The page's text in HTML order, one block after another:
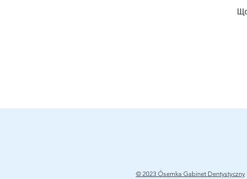
© 2023 Ósemka Gabinet Dentystyczny